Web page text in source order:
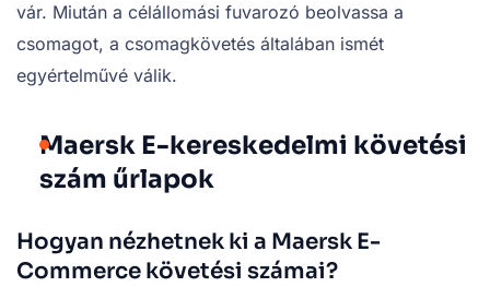
vár. Miután a célállomási fuvarozó beolvassa a
csomagot, a csomagkövetés általában ismét
egyértelművé válik.
Maersk E-kereskedelmi követési
szám űrlapok
Hogyan nézhetnek ki a Maersk E-
Commerce követési számai?